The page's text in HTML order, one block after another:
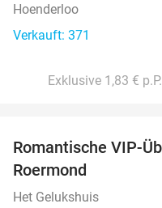
Hoenderloo
Verkauft: 371
Exklusive 1,83 €
Romantische VIP-
Roermond
Het Gelukshuis